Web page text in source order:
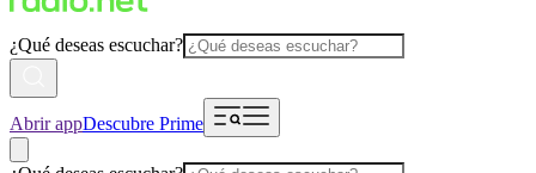
¿Qué deseas escuchar?
Abrir appDescubre Prime